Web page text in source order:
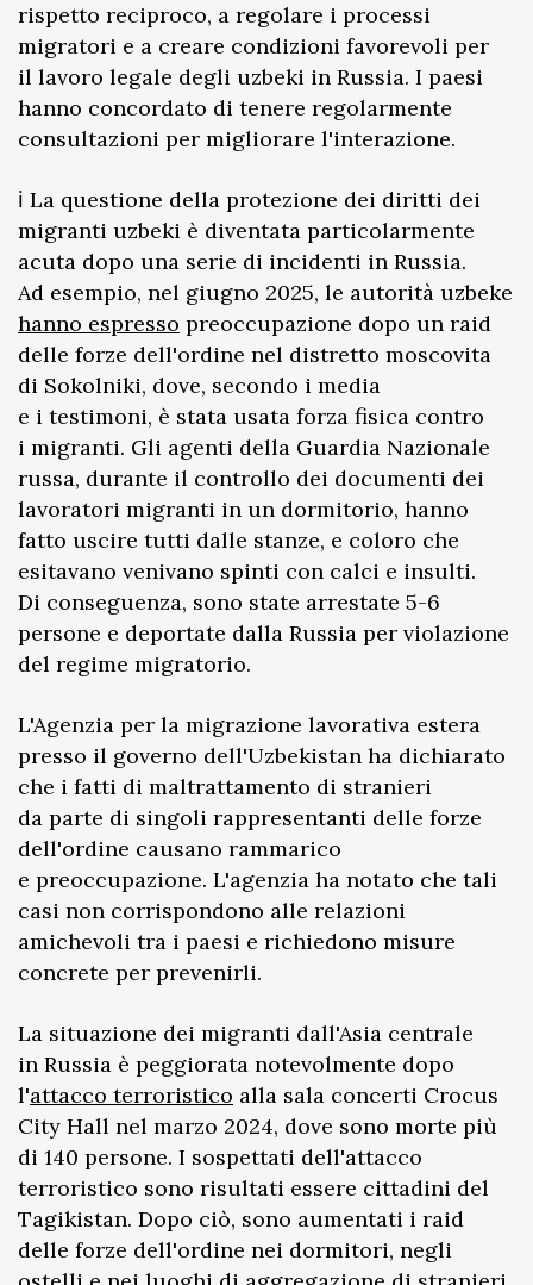
rispetto reciproco, a regolare i processi
migratori e a creare condizioni favorevoli per
il lavoro legale degli uzbeki in Russia. I paesi
hanno concordato di tenere regolarmente
consultazioni per migliorare l'interazione.
ℹ️ La questione della protezione dei diritti dei
migranti uzbeki è diventata particolarmente
acuta dopo una serie di incidenti in Russia.
Ad esempio, nel giugno 2025, le autorità uzbeke
hanno espresso preoccupazione dopo un raid
delle forze dell'ordine nel distretto moscovita
di Sokolniki, dove, secondo i media
e i testimoni, è stata usata forza fisica contro
i migranti. Gli agenti della Guardia Nazionale
russa, durante il controllo dei documenti dei
lavoratori migranti in un dormitorio, hanno
fatto uscire tutti dalle stanze, e coloro che
esitavano venivano spinti con calci e insulti.
Di conseguenza, sono state arrestate 5-6
persone e deportate dalla Russia per violazione
del regime migratorio.
L'Agenzia per la migrazione lavorativa estera
presso il governo dell'Uzbekistan ha dichiarato
che i fatti di maltrattamento di stranieri
da parte di singoli rappresentanti delle forze
dell'ordine causano rammarico
e preoccupazione. L'agenzia ha notato che tali
casi non corrispondono alle relazioni
amichevoli tra i paesi e richiedono misure
concrete per prevenirli.
La situazione dei migranti dall'Asia centrale
in Russia è peggiorata notevolmente dopo
l'attacco terroristico alla sala concerti Crocus
City Hall nel marzo 2024, dove sono morte più
di 140 persone. I sospettati dell'attacco
terroristico sono risultati essere cittadini del
Tagikistan. Dopo ciò, sono aumentati i raid
delle forze dell'ordine nei dormitori, negli